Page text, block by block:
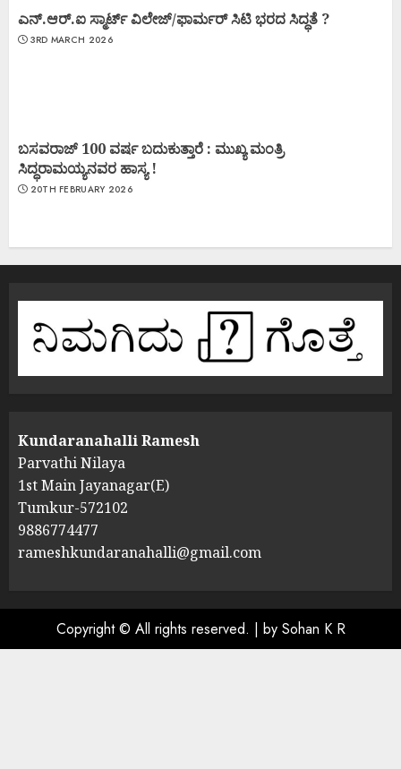
ಎನ್.ಆರ್.ಐ ಸ್ಮಾರ್ಟ್ ವಿಲೇಜ್/ಫಾರ್ಮರ್ ಸಿಟಿ ಭರದ ಸಿದ್ಧತೆ ?
3RD MARCH 2026
ಬಸವರಾಜ್ 100 ವರ್ಷ ಬದುಕುತ್ತಾರೆ : ಮುಖ್ಯ ಮಂತ್ರಿ
ಸಿದ್ಧರಾಮಯ್ಯನವರ ಹಾಸ್ಯ !
20TH FEBRUARY 2026
Kundaranahalli Ramesh
Parvathi Nilaya
1st Main Jayanagar(E)
Tumkur-572102
9886774477
rameshkundaranahalli@gmail.com
Copyright © All rights reserved. | by Sohan K R